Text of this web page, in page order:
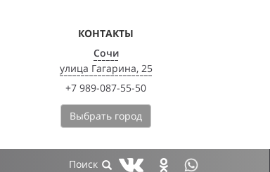
КОНТАКТЫ
Сочи
улица Гагарина, 25
+7 989-087-55-50
Выбрать город